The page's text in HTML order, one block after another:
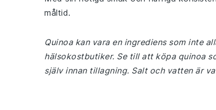
måltid.
Quinoa kan vara en ingrediens som inte
hälsokostbutiker. Se till att köpa quinoa
själv innan tillagning. Salt och vatten är